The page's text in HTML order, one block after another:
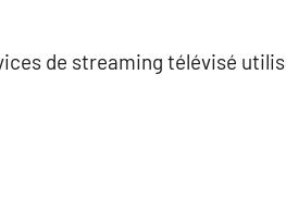
de streaming télévisé